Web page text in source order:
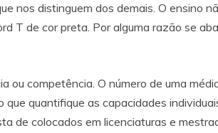
nos distinguem dos demais. O ensino
T de cor preta. Por alguma razão se
ou competência. O número de uma
que quantifique as capacidades
de colocados em licenciaturas e